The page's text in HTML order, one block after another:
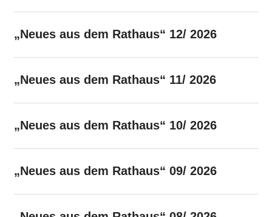
„Neues aus dem Rathaus“ 12/ 2026
„Neues aus dem Rathaus“ 11/ 2026
„Neues aus dem Rathaus“ 10/ 2026
„Neues aus dem Rathaus“ 09/ 2026